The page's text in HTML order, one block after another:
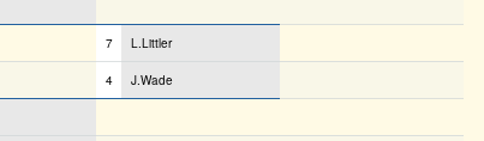
7 L.Littler
4 J.Wade